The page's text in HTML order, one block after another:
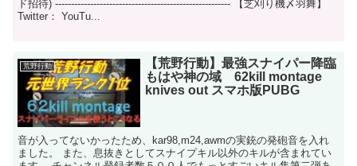
ド招待) ------------------------------------------------------- 【芝刈り機〆羽舞】
Twitter： YouTu...
荒野行動
【荒野行動】最強スナイパー降臨
もはや神の域 62kill montage
knives out スマホ版PUBG
音が入ってないかったため、kar98,m24,awmの実銃の発砲音を入れ
ました。 また、息抜きとしてスナイプキル以外のキルが含まれてい